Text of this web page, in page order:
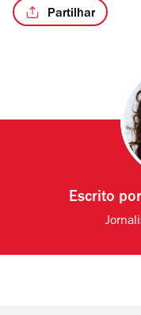
Partilhar
Escrito por